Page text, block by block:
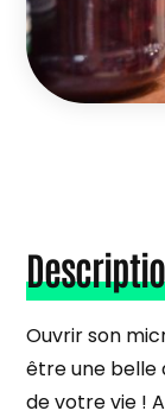
Ouvrir son
être une belle
de votre vie !